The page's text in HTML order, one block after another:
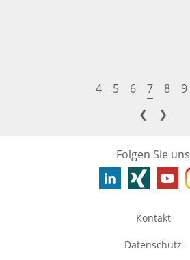
4 5 6 7 8 9
❮
❯
Folgen Sie uns
Kontakt
Datenschutz